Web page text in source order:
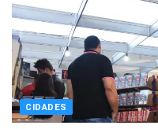
CIDADES